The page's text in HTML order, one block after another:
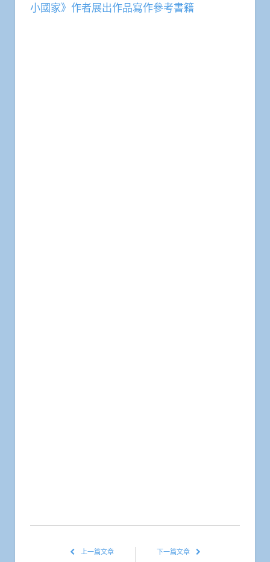
小國家》作者展出作品寫作參考書籍
上一篇文章 下一篇文章